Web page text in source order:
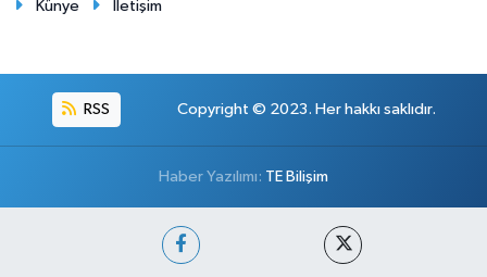
Künye İletişim
RSS Copyright © 2023. Her hakkı saklıdır.
Haber Yazılımı: TE Bilişim